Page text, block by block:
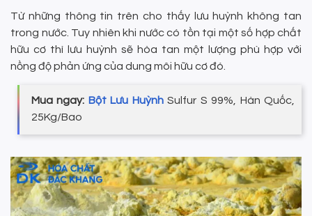
Từ những thông tin trên cho thấy lưu huỳnh không tan
trong nước. Tuy nhiên khi nước có tồn tại một số hợp chất
hữu cơ thì lưu huỳnh sẽ hòa tan một lượng phù hợp với
nồng độ phản ứng của dung môi hữu cơ đó.
Mua ngay: Bột Lưu HuỳnhSulfur S 99%, Hàn Quốc,
25Kg/Bao